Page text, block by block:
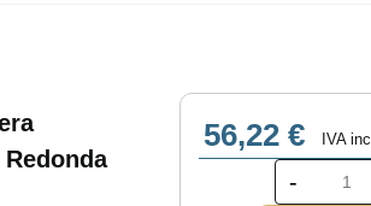
56,22 € IVA inc.
-